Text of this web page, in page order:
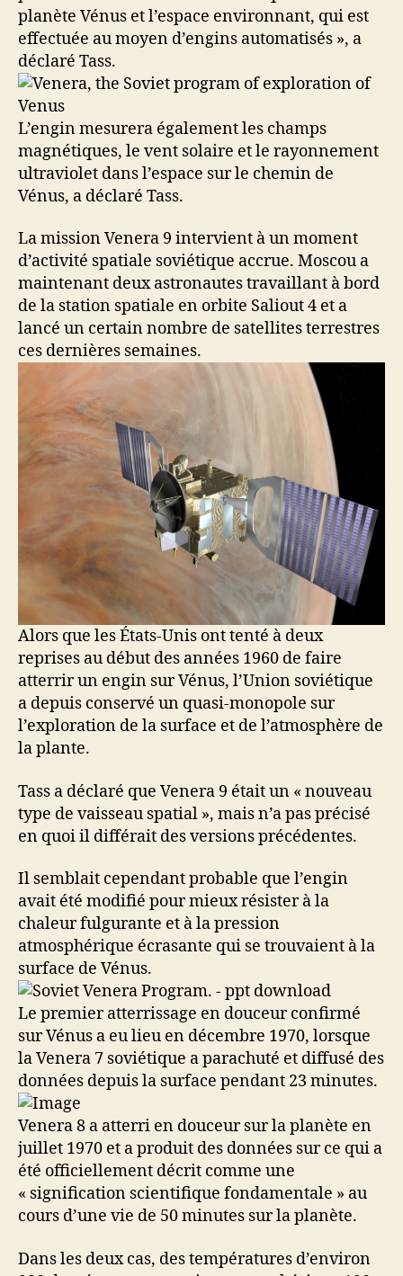
planète Vénus et l’espace environnant, qui est
effectuée au moyen d’engins automatisés », a
déclaré Tass.
L’engin mesurera également les champs
magnétiques, le vent solaire et le rayonnement
ultraviolet dans l’espace sur le chemin de
Vénus, a déclaré Tass.
La mission Venera 9 intervient à un moment
d’activité spatiale soviétique accrue. Moscou a
maintenant deux astronautes travaillant à bord
de la station spatiale en orbite Saliout 4 et a
lancé un certain nombre de satellites terrestres
ces dernières semaines.
Alors que les États-Unis ont tenté à deux
reprises au début des années 1960 de faire
atterrir un engin sur Vénus, l’Union soviétique
a depuis conservé un quasi-monopole sur
l’exploration de la surface et de l’atmosphère de
la plante.
Tass a déclaré que Venera 9 était un « nouveau
type de vaisseau spatial », mais n’a pas précisé
en quoi il différait des versions précédentes.
Il semblait cependant probable que l’engin
avait été modifié pour mieux résister à la
chaleur fulgurante et à la pression
atmosphérique écrasante qui se trouvaient à la
surface de Vénus.
Le premier atterrissage en douceur confirmé
sur Vénus a eu lieu en décembre 1970, lorsque
la Venera 7 soviétique a parachuté et diffusé des
données depuis la surface pendant 23 minutes.
Venera 8 a atterri en douceur sur la planète en
juillet 1970 et a produit des données sur ce qui a
été officiellement décrit comme une
« signification scientifique fondamentale » au
cours d’une vie de 50 minutes sur la planète.
Dans les deux cas, des températures d’environ